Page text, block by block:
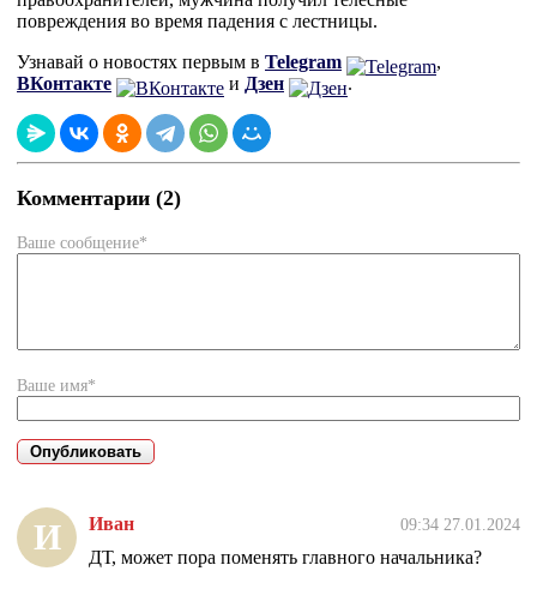
повреждения во время падения с лестницы.
Узнавай о новостях первым в Telegram
,
ВКонтакте
и Дзен .
Комментарии (2)
Ваше сообщение*
Ваше имя*
И Иван 09:34 27.01.2024
ДТ, может пора поменять главного начальника?